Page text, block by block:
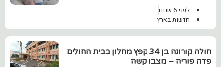
לפני 6 שנים
חדשות בארץ
חולה קורונה בן 34 קפץ מחלון בבית החולים
פדה פוריה – מצבו קשה